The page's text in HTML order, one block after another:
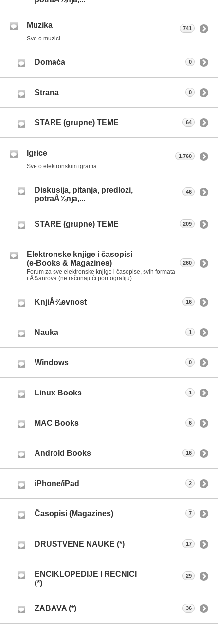
Muzika
Sve o muzici...
741
Domaća 0
Strana 0
STARE (grupne) TEME 64
Igrice
Sve o elektronskim igrama...
1.760
Diskusija, pitanja, predlozi,
potraÅ¾nja,...
46
STARE (grupne) TEME 209
Elektronske knjige i časopisi
(e-Books & Magazines)
Forum za sve elektronske knjige i časopise, svih formata
i Å¾anrova (ne računajući pornografiju)...
260
KnjiÅ¾evnost 16
Nauka 1
Windows 0
Linux Books 1
MAC Books 6
Android Books 16
iPhone/iPad 2
Časopisi (Magazines) 7
DRUSTVENE NAUKE (*) 17
ENCIKLOPEDIJE I RECNICI
(*)
29
ZABAVA (*) 36